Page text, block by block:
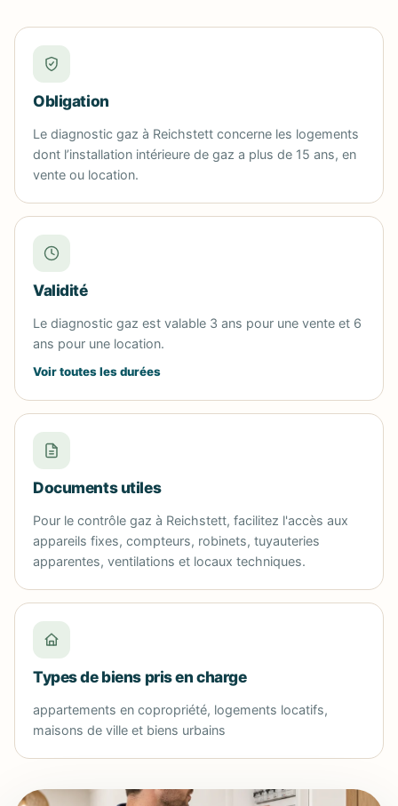
Obligation
Le diagnostic gaz à Reichstett concerne les logements
dont l’installation intérieure de gaz a plus de 15 ans, en
vente ou location.
Validité
Le diagnostic gaz est valable 3 ans pour une vente et 6
ans pour une location.
Voir toutes les durées
Documents utiles
Pour le contrôle gaz à Reichstett, facilitez l'accès aux
appareils fixes, compteurs, robinets, tuyauteries
apparentes, ventilations et locaux techniques.
Types de biens pris en charge
appartements en copropriété, logements locatifs,
maisons de ville et biens urbains